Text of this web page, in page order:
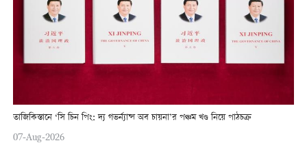
তাজিকিস্তানে ‘সি চিন পিং: দ্য গভর্ন্যান্স অব চায়না’র পঞ্চম খণ্ড নিয়ে পাঠচক্র
07-Aug-2026